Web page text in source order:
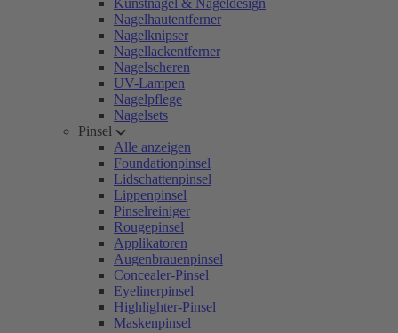
Kunstnägel & Nageldesign
Nagelhautentferner
Nagelknipser
Nagellackentferner
Nagelscheren
UV-Lampen
Nagelpflege
Nagelsets
Pinsel
Alle anzeigen
Foundationpinsel
Lidschattenpinsel
Lippenpinsel
Pinselreiniger
Rougepinsel
Applikatoren
Augenbrauenpinsel
Concealer-Pinsel
Eyelinerpinsel
Highlighter-Pinsel
Maskenpinsel